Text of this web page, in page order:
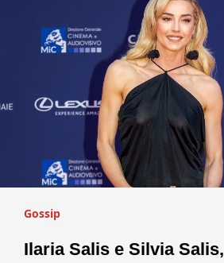
Gossip
Ilaria Salis e Silvia